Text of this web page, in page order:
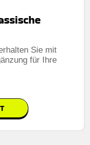
Sie mit
für Ihre